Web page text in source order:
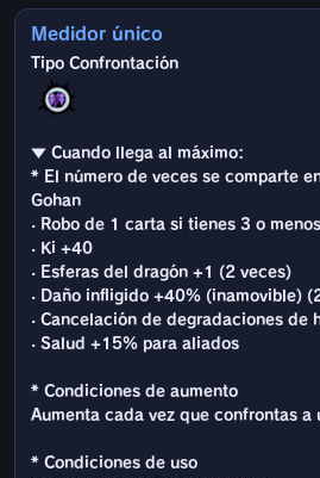
Medidor único
▼ Cuando llega al máximo:
* El número de veces se comparte
Gohan
· Robo de 1 carta si tienes 3 o menos
· Ki +40
· Esferas del dragón +1 (2 veces)
· Daño infligido +40% (inamovible)
· Cancelación de degradaciones de
· Salud +15% para aliados
* Condiciones de aumento
Aumenta cada vez que confrontas a
* Condiciones de uso